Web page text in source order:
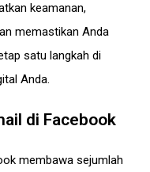
keamanan,
memastikan Anda
satu langkah di
Anda.
di Facebook
membawa sejumlah